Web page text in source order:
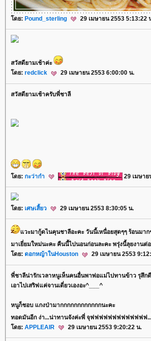
ดย: Pound_sterling 29 เมษายน 2553 5:13:22
สวัสดียามเช้าค่ะ
ดย: redclick 29 เมษายน 2553 6:00:00 น.
สวัสดียามเช้าครับพี่ชาลี
ดย: กะว่าก๋า 29 เมษา
ดย: เศษเสี้ยว 29 เมษายน 2553 8:30:05 น.
วะมากู้ดไนคุนชาลีอะคะ วันนี้เหนื่อยสุดๆๆ ร้อนมาก
มาเยี่ยมใหม่นะคะ คืนนี้ไปนอนก่อนละคะ พรุ่งนี้ลุยงานต่อ
ดย: ดอกหญ้าในHouston 29 เมษายน 2553
พี่ชาลีน่ารักเวลาหนูเห็นคนอื่นพาพ่อแม่ไปทานข้าว รุสึก
เอาไปเสริฟแค่จานเดี่ยวเองอะ^___^
หนูก็ชอบ แกงป่ามากกกกกกกกกกกกนะคะ
ทอดมันอีก ง่า...น่าทานจังค่ะพี่ จุฟฟฟฟฟฟฟฟฟฟฟฟฟ
ดย: APPLEAIR 29 เมษายน 2553 9:20:22 น.